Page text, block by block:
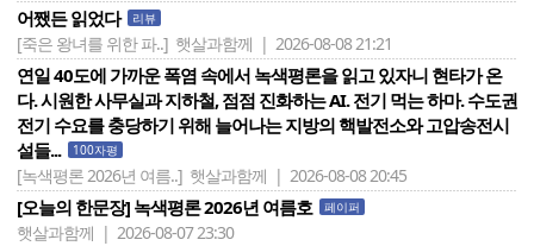
어쨌든 읽었다 리뷰
[죽은 왕녀를 위한 파..] 햇살과함께 | 2026-08-08 21:21
연일 40도에 가까운 폭염 속에서 녹색평론을 읽고 있자니 현타가 온
다. 시원한 사무실과 지하철, 점점 진화하는 AI. 전기 먹는 하마. 수도권
전기 수요를 충당하기 위해 늘어나는 지방의 핵발전소와 고압송전시
설들...
100자평
[녹색평론 2026년 여름..] 햇살과함께 | 2026-08-08 20:45
[오늘의 한문장] 녹색평론 2026년 여름호 페이퍼
햇살과함께 | 2026-08-07 23:30